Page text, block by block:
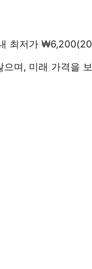
저가
며, 미래 가격을